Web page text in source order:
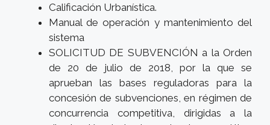
Calificación Urbanística.
Manual de operación y mantenimiento del
sistema
SOLICITUD DE SUBVENCIÓN a la Orden
de 20 de julio de 2018, por la que se
aprueban las bases reguladoras para la
concesión de subvenciones, en régimen de
concurrencia competitiva, dirigidas a la